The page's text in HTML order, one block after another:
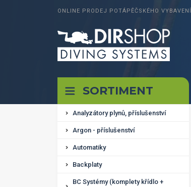
ONLINE PRODEJ POTÁPĚČSKÉHO VYBAVENÍ
SORTIMENT
Analyzátory plynů, příslušenství
Argon - příslušenství
Automatiky
Backplaty
BC Systémy (komplety křídlo +